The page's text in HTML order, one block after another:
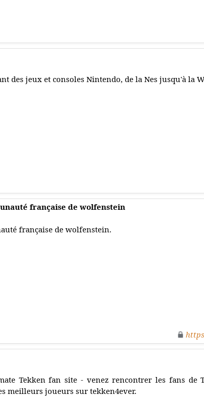
des jeux et consoles Nintendo, de la Nes jusqu'à la
française de wolfenstein
française de wolfenstein.
https
Tekken fan site - venez rencontrer les fans de
meilleurs joueurs sur tekken4ever.